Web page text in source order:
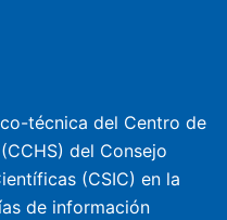
técnica del Centro de
del Consejo
(CSIC) en la
de información